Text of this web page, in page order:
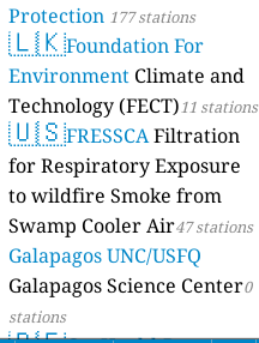
Protection 177 stations
🇱🇰Foundation For
Environment Climate and
Technology (FECT)11 stations
🇺🇸FRESSCAFiltration
for Respiratory Exposure
to wildfire Smoke from
Swamp Cooler Air47 stations
Galapagos UNC/USFQ
Galapagos Science Center0
stations